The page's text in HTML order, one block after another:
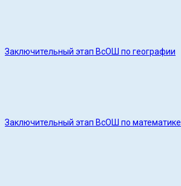
Заключительный этап ВсОШ по географии
Заключительный этап ВсОШ по математике